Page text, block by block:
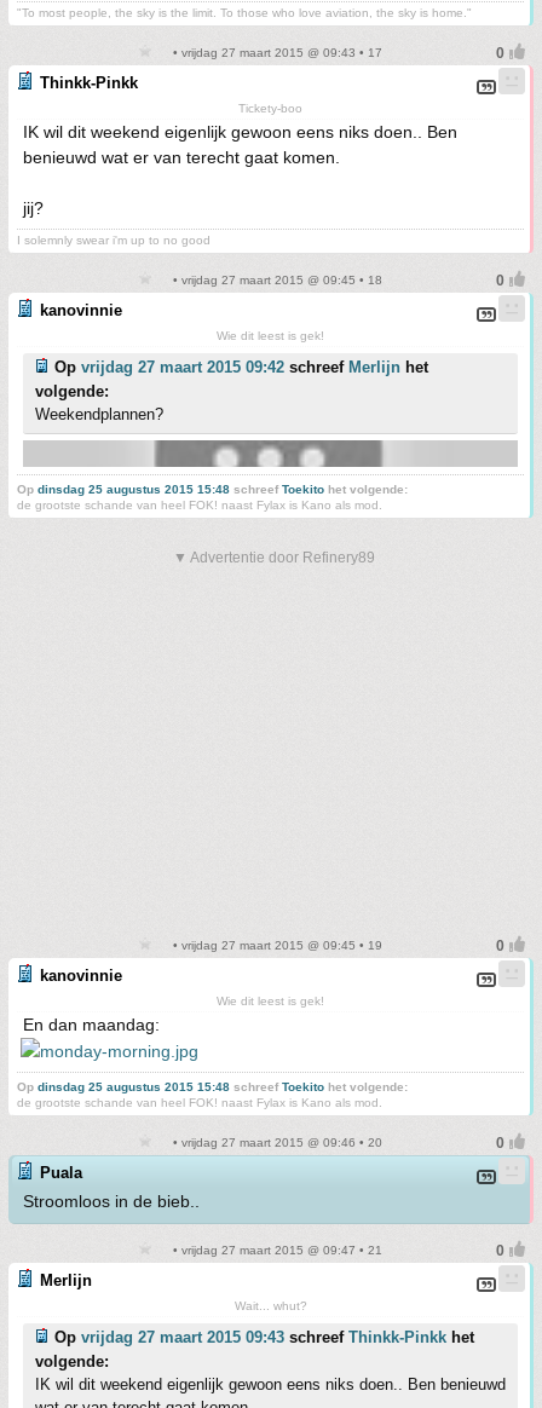
"To most people, the sky is the limit. To those who love aviation, the sky is home."
• vrijdag 27 maart 2015 @ 09:43 • 17
Thinkk-Pinkk
Tickety-boo
IK wil dit weekend eigenlijk gewoon eens niks doen.. Ben
benieuwd wat er van terecht gaat komen.
jij?
I solemnly swear i'm up to no good
• vrijdag 27 maart 2015 @ 09:45 • 18
kanovinnie
Wie dit leest is gek!
Op vrijdag 27 maart 2015 09:42 schreef Merlijn het
volgende:
Weekendplannen?
Op dinsdag 25 augustus 2015 15:48 schreefToekito het volgende:
de grootste schande van heel FOK! naast Fylax is Kano als mod.
▼ Advertentie door Refinery89
• vrijdag 27 maart 2015 @ 09:45 • 19
kanovinnie
Wie dit leest is gek!
En dan maandag:
Op dinsdag 25 augustus 2015 15:48 schreefToekito het volgende:
de grootste schande van heel FOK! naast Fylax is Kano als mod.
• vrijdag 27 maart 2015 @ 09:46 • 20
Puala
Stroomloos in de bieb..
• vrijdag 27 maart 2015 @ 09:47 • 21
Merlijn
Wait... whut?
Op vrijdag 27 maart 2015 09:43 schreef Thinkk-Pinkk het
volgende:
IK wil dit weekend eigenlijk gewoon eens niks doen.. Ben benieuwd